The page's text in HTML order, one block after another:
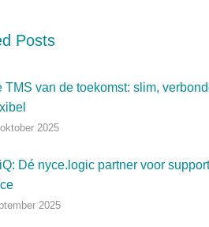
Posts
TMS van de toekomst: slim,
2025
Dé nyce.logic partner voor
2025